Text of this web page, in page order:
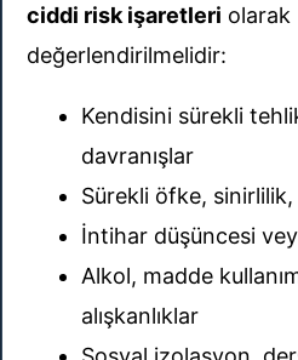
ciddi risk işaretleri olarak
değerlendirilmelidir:
Kendisini sürekli
davranışlar
Sürekli öfke, sinirlilik,
İntihar düşüncesi
Alkol, madde
alışkanlıklar